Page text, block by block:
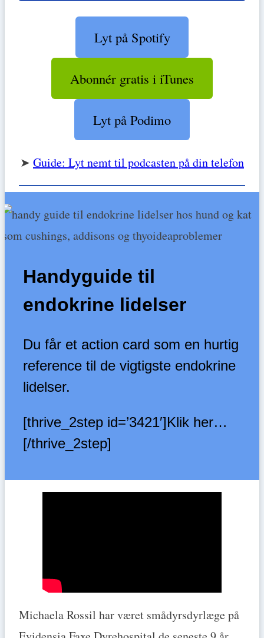
Lyt på Spotify
Abonnér gratis i iTunes
Lyt på Podimo
➤ Guide: Lyt nemt til podcasten på din telefon
Handyguide til
endokrine lidelser
Du får et action card som en hurtig
reference til de vigtigste endokrine
lidelser.
[thrive_2step id=’3421′]Klik her…
[/thrive_2step]
Michaela Rossil har været smådyrsdyrlæge på